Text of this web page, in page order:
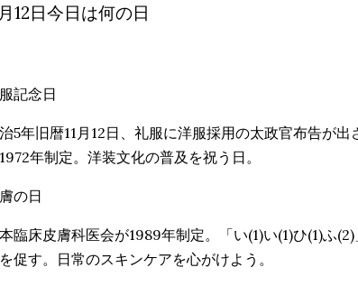
12日今日は何の日
記念日
5年旧暦11月12日、礼服に洋服採用の太政官布告が
年制定。洋装文化の普及を祝う日。
の日
臨床皮膚科医会が1989年制定。「い(1)い(1)ひ(1)ふ
促す。日常のスキンケアを心がけよう。